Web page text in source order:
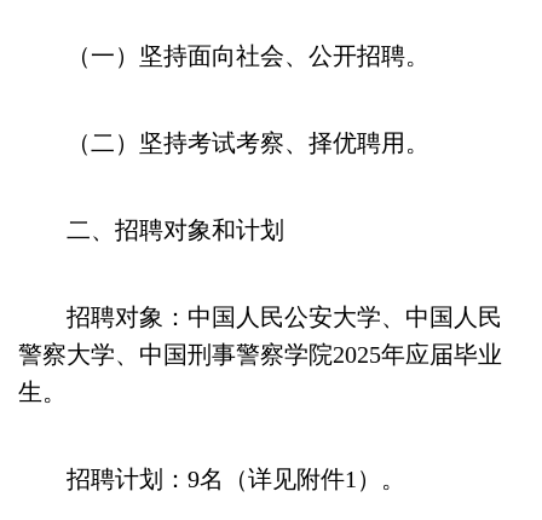
（一）坚持面向社会、公开招聘。
（二）坚持考试考察、择优聘用。
二、招聘对象和计划
招聘对象：中国人民公安大学、中国人民
警察大学、中国刑事警察学院2025年应届毕业
生。
招聘计划：9名（详见附件1）。